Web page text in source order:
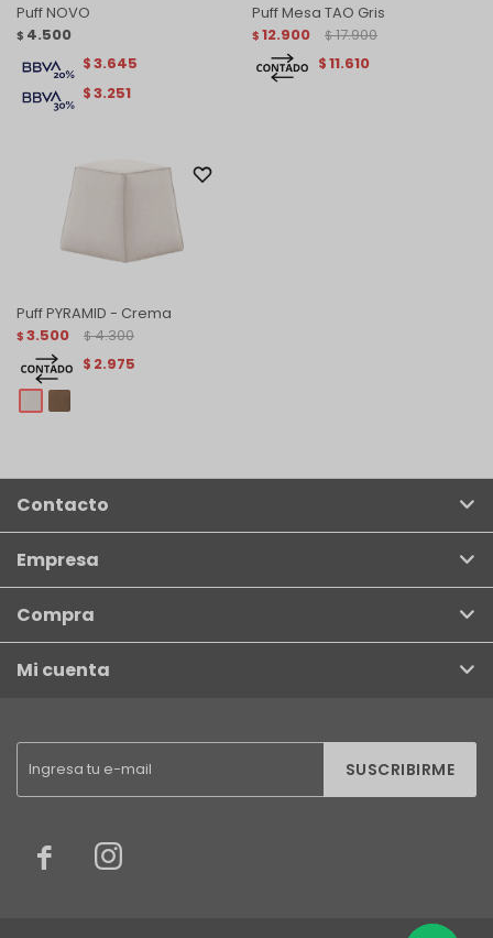
Puff NOVO
$ 4.500
$3.251
$3.645
Puff Mesa TAO Gris
$ 12.900 $ 17.900
$11.610
Puff PYRAMID - Crema
$ 3.500 $ 4.300
$ 2.975
SUSCRIBIRME
 
Contacto
Empresa
Compra
Mi cuenta